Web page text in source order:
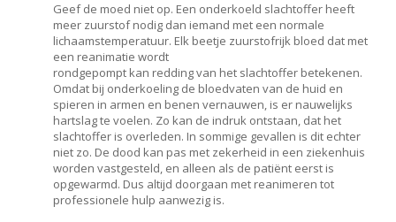
Geef de moed niet op. Een onderkoeld slachtoffer heeft
meer zuurstof nodig dan iemand met een normale
lichaamstemperatuur. Elk beetje zuurstofrijk bloed dat met
een reanimatie wordt
rondgepompt kan redding van het slachtoffer betekenen.
Omdat bij onderkoeling de bloedvaten van de huid en
spieren in armen en benen vernauwen, is er nauwelijks
hartslag te voelen. Zo kan de indruk ontstaan, dat het
slachtoffer is overleden. In sommige gevallen is dit echter
niet zo. De dood kan pas met zekerheid in een ziekenhuis
worden vastgesteld, en alleen als de patiënt eerst is
opgewarmd. Dus altijd doorgaan met reanimeren tot
professionele hulp aanwezig is.